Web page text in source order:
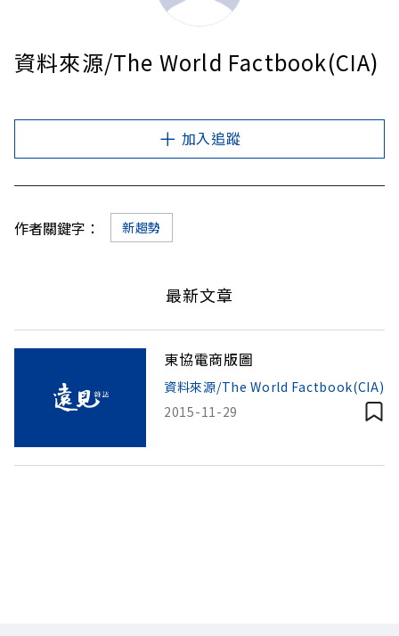
資料來源/The World Factbook(CIA)
加入追蹤
作者關鍵字： 新趨勢
最新文章
東協電商版圖
資料來源/The World Factbook(CIA)
2015-11-29